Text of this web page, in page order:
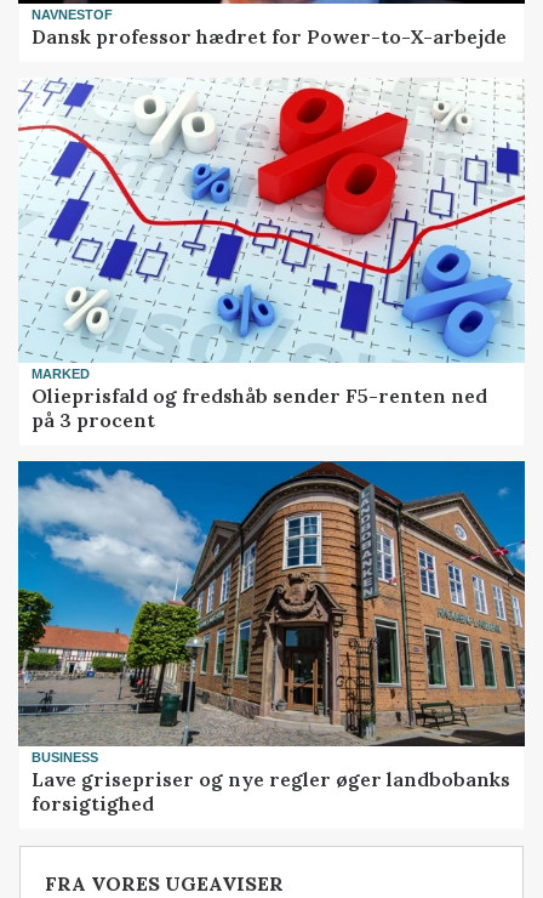
NAVNESTOF
Dansk professor hædret for Power-to-X-arbejde
MARKED
Olieprisfald og fredshåb sender F5-renten ned
på 3 procent
BUSINESS
Lave grisepriser og nye regler øger landbobanks
forsigtighed
FRA VORES UGEAVISER